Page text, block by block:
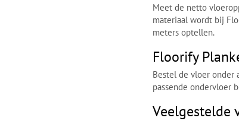
Meet de netto
materiaal wordt bij
meters optellen.
Floorify
Bestel de vloer onder
passende ondervloer
Veelgestelde